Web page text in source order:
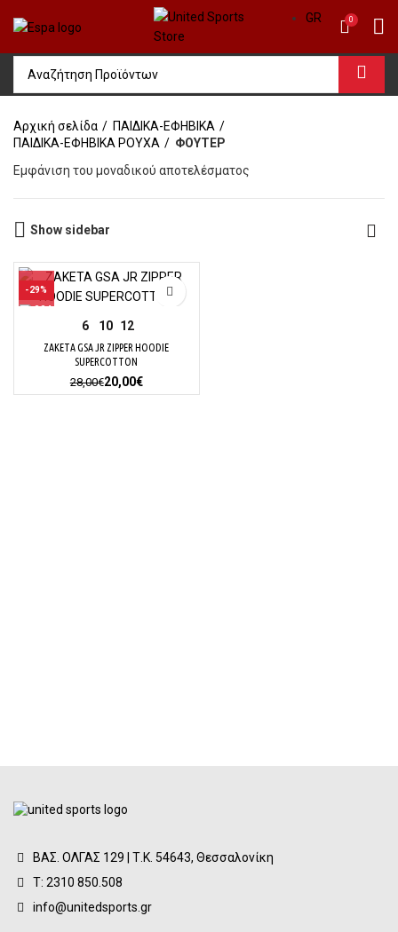
GR 0
Αρχική σελίδα
ΠΑΙΔΙΚΑ-ΕΦΗΒΙΚΑ
ΠΑΙΔΙΚΑ-ΕΦΗΒΙΚΑ ΡΟΥΧΑ
ΦΟΥΤΕΡ
Εμφάνιση του μοναδικού αποτελέσματος
Show sidebar
-29%
6 10 12
ΖΑΚΕΤΑ GSA JR ZIPPER HOODIE
SUPERCOTTON
28,00€Original
price
20,00€Η
τρέχουσα
ΒΑΣ. ΟΛΓΑΣ 129 | Τ.Κ. 54643, Θεσσαλονίκη
Τ: 2310 850.508
info@unitedsports.gr